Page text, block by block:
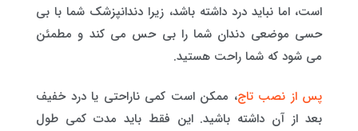
است، اما نباید درد داشته باشد، زیرا دندانپزشک شما با بی
حسی موضعی دندان شما را بی حس می کند و مطمئن
می شود که شما راحت هستید.
پس از نصب تاج، ممکن است کمی ناراحتی یا درد خفیف
بعد از آن داشته باشید. این فقط باید مدت کمی طول